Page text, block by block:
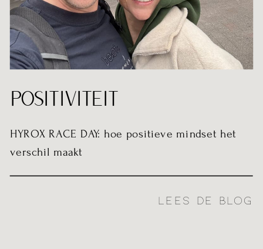
LEES DE BLOG
HYROX RACE DAY: hoe positieve mindset het
verschil maakt
POSITIVITEIT